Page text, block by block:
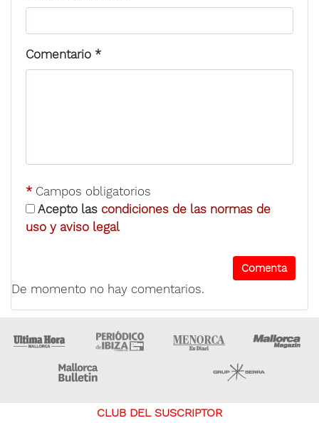
Comentario *
* Campos obligatorios
Acepto las condiciones de las normas de
uso y aviso legal
De momento no hay comentarios.
Ultima Hora Ultima hora Ibiza Menorca • Es Diari
CLUB DEL SUSCRIPTOR